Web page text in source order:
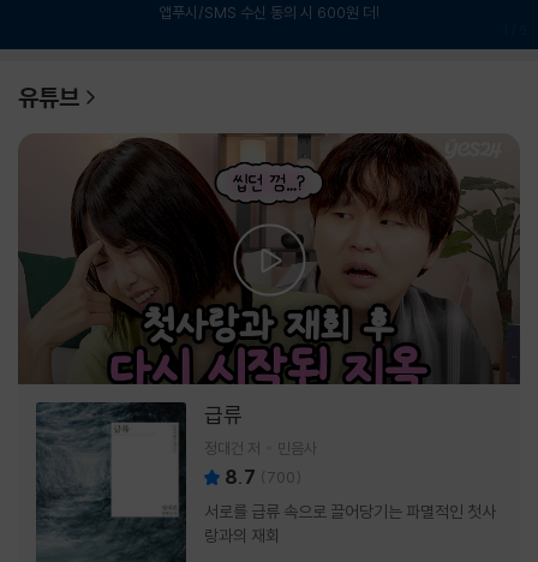
앱푸시/SMS 수신 동의 시 600원 더!
유튜브
급류
정대건 저 민음사
8.7 (700)
서로를 급류 속으로 끌어당기는 파멸적인 첫사
랑과의 재회